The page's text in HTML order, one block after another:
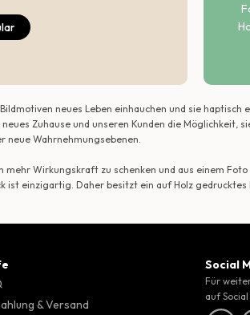
neues Leben einhauchen und sie
Zuhause und unseren Kunden die
Wahrnehmungsebenen.
Wirkungskraft zu schenken und aus einem
ist einzigartig. Daher besitzt ein auf Holz
& Versand
Social
Für
auf